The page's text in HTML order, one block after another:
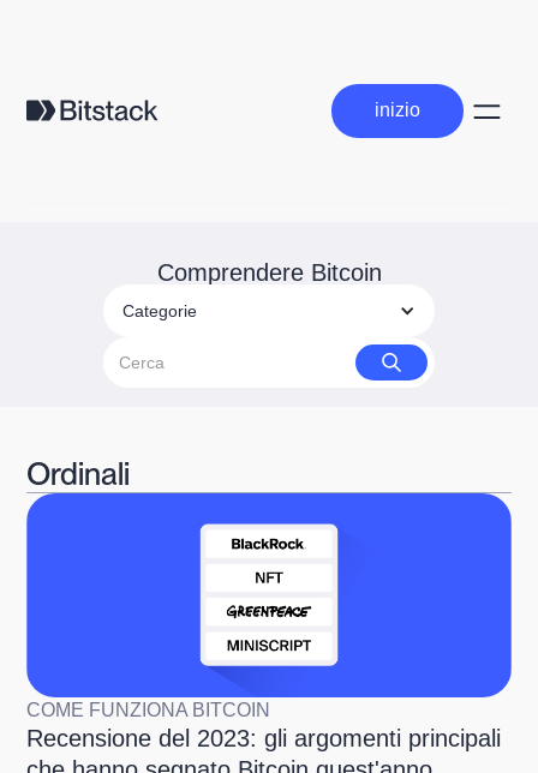
inizio
inizio
Comprendere Bitcoin
Categorie
Ordinali
COME FUNZIONA BITCOIN
Recensione del 2023: gli argomenti principali